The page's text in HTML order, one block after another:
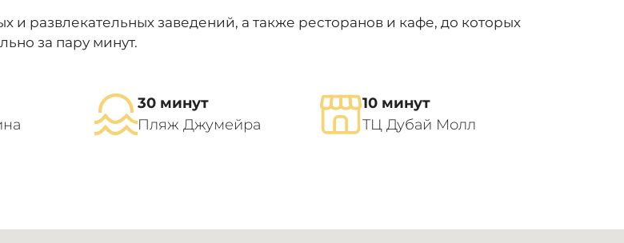
и развлекательных заведений, а также ресторанов и кафе, до которых
за пару минут.
30 минут
Пляж Джумейра
10 минут
ТЦ Дубай Молл